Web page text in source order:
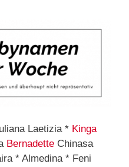
Laetizia * Kinga
Bernadette Chinasa
* Almedina * Feni